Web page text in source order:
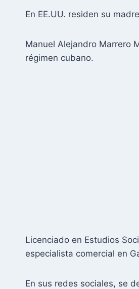
En EE.UU. residen su
Manuel Alejandro Marrero
régimen cubano.
Licenciado en Estudios
especialista comercial en
En sus redes sociales, se